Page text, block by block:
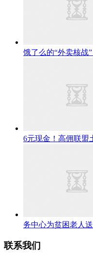
饿了么的“外卖核战
6元现金！高佣联盟
务中心为贫困老人
联系我们